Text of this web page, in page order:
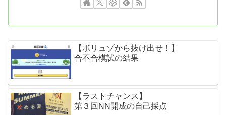
【ボリュゾから抜け出せ！】
合不合模試の結果
【ラストチャンス】
第３回NN開成の自己採点